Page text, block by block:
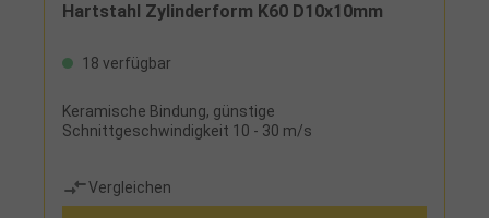
Hartstahl Zylinderform K60 D10x10mm
18 verfügbar
Keramische Bindung, günstige
Schnittgeschwindigkeit 10 - 30 m/s
Vergleichen